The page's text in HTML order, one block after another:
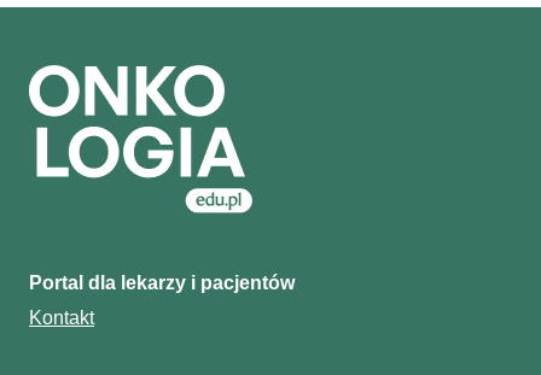
Portal dla lekarzy i pacjentów
Kontakt